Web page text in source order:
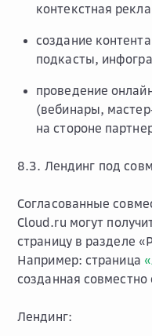
контекстная
создание
подкасты,
проведение
(вебинары,
на стороне
8.3. Лендинг под
Согласованные
Cloud.ru могут
страницу в разделе
Например: страница
созданная совместно
Лендинг: